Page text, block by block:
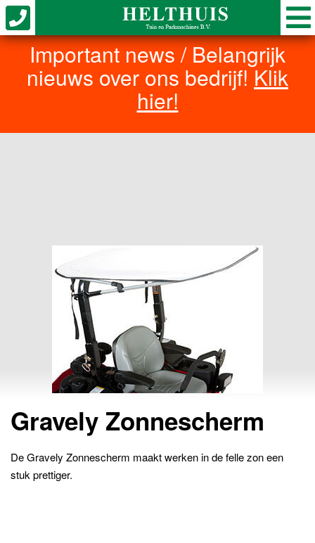
Important news / Belangrijk
nieuws over ons bedrijf!Klik
hier!
Gravely Zonnescherm
De Gravely Zonnescherm maakt werken in de felle zon een
stuk prettiger.